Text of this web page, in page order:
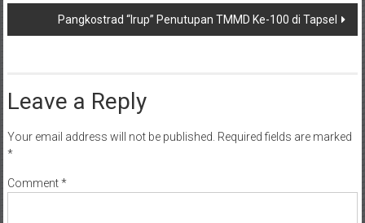
Pangkostrad “Irup” Penutupan TMMD Ke-100 di Tapsel
Leave a Reply
Your email address will not be published. Required fields are marked
*
Comment*